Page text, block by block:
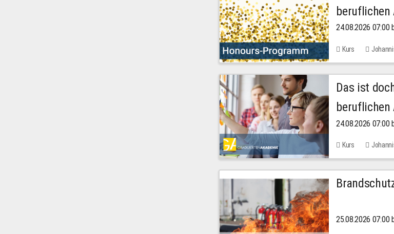
beruflichen
24.08.2026 07:00
Kurs
Das ist
beruflichen
24.08.2026 07:00
Kurs
25.08.2026 07:00